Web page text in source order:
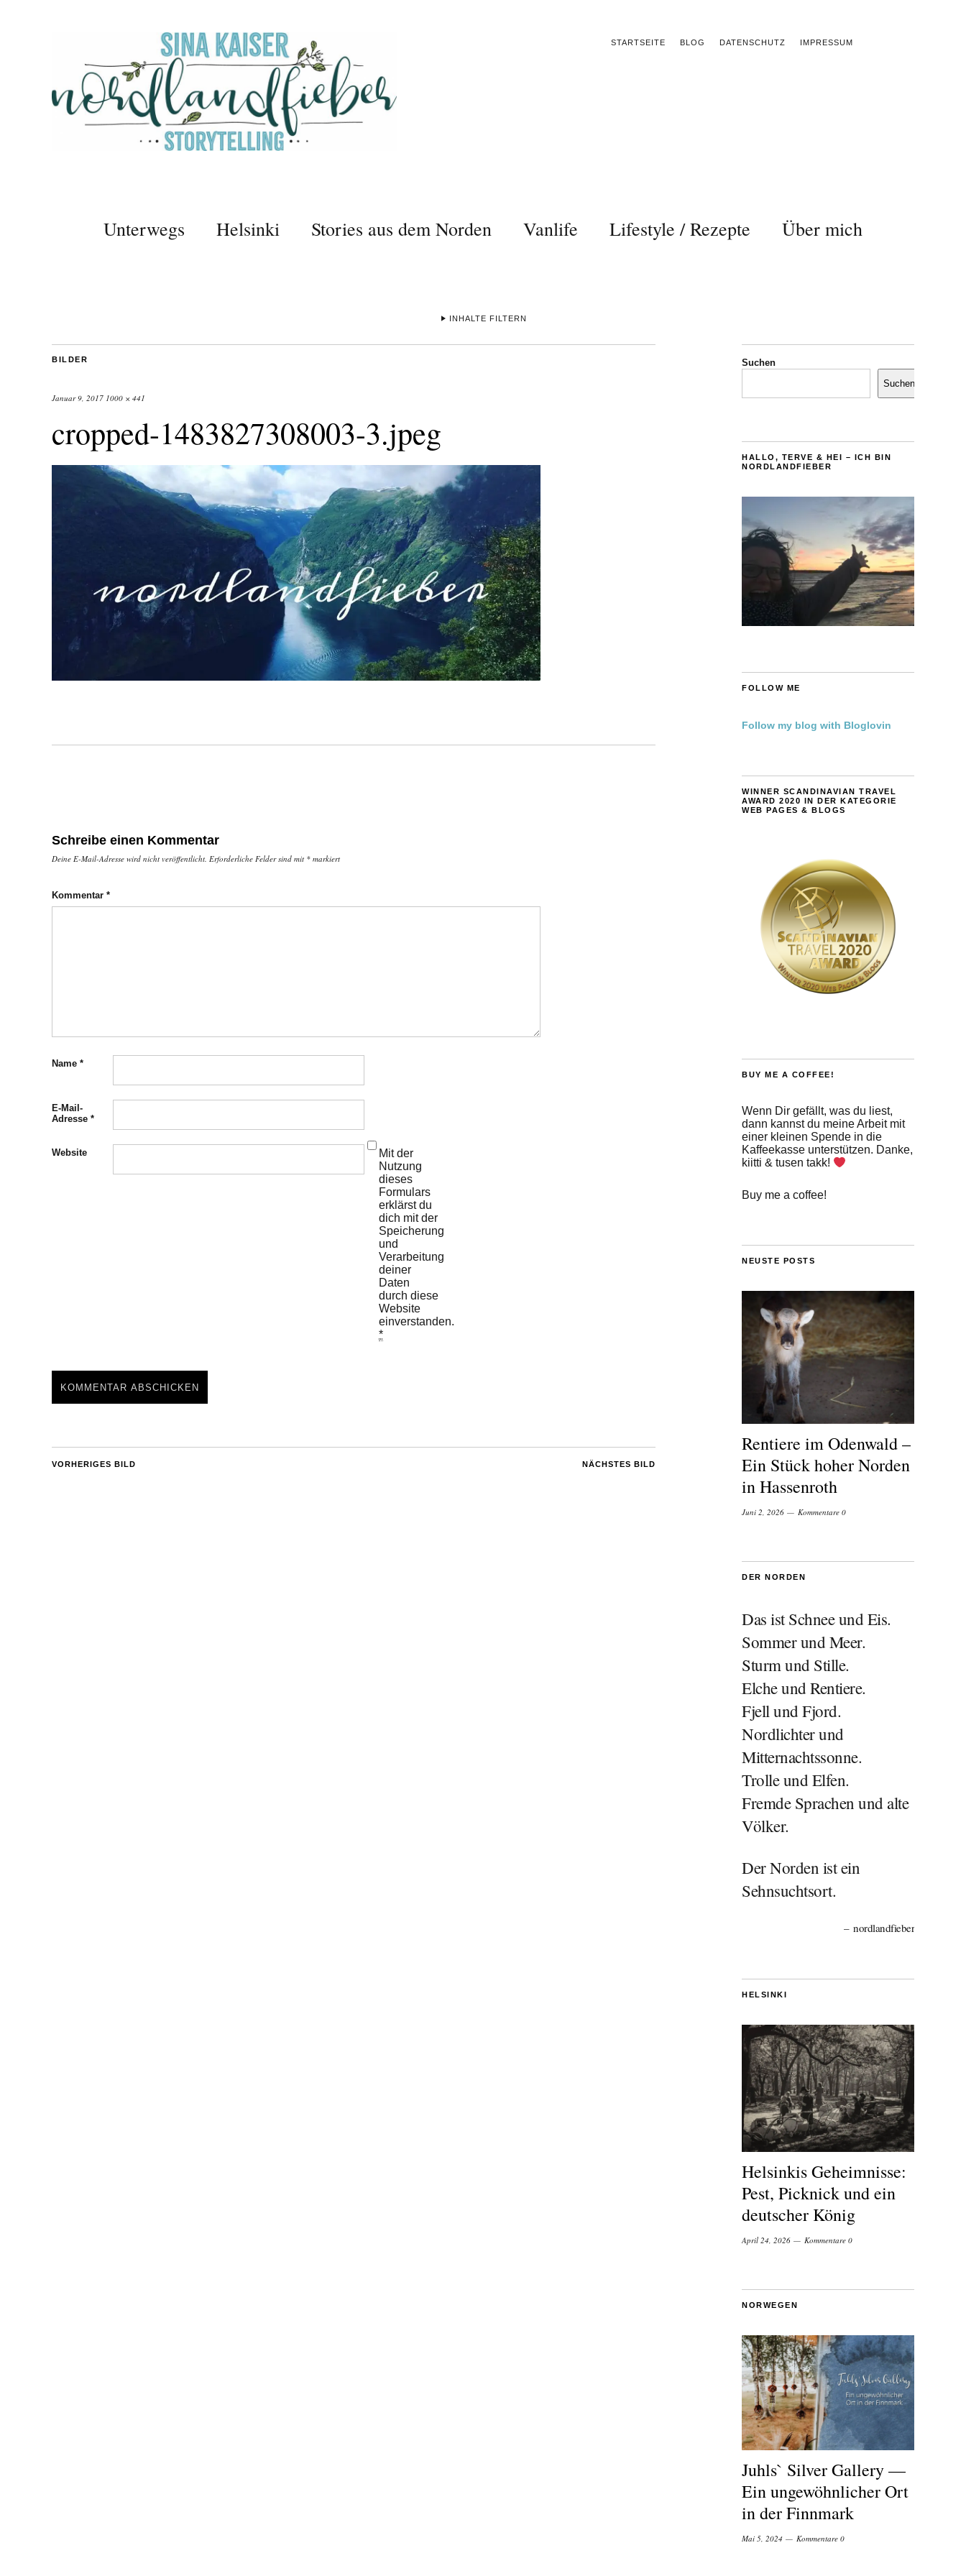
STARTSEITE BLOG DATENSCHUTZ IMPRESSUM
Unterwegs Helsinki Stories aus dem Norden Vanlife Lifestyle / Rezepte Über mich
INHALTE FILTERN
BILDER
Januar 9, 2017 1000 × 441
cropped-1483827308003-3.jpeg
Schreibe einen Kommentar
Deine E-Mail-Adresse wird nicht veröffentlicht. Erforderliche Felder sind mit * markiert
Kommentar *
Name *
E-Mail-
Adresse *
Website
Mit der
Nutzung
dieses
Formulars
erklärst du
dich mit der
Speicherung
und
Verarbeitung
deiner
Daten
durch diese
Website
einverstanden.
*
NÄCHSTES BILD
VORHERIGES BILD
Suchen
Suchen
HALLO, TERVE & HEI – ICH BIN
NORDLANDFIEBER
FOLLOW ME
Follow my blog with Bloglovin
WINNER SCANDINAVIAN TRAVEL
AWARD 2020 IN DER KATEGORIE
WEB PAGES & BLOGS
BUY ME A COFFEE!
Wenn Dir gefällt, was du liest,
dann kannst du meine Arbeit mit
einer kleinen Spende in die
Kaffeekasse unterstützen. Danke,
kiitti & tusen takk!
Buy me a coffee!
NEUSTE POSTS
Rentiere im Odenwald –
Ein Stück hoher Norden
in Hassenroth
Juni 2, 2026 Kommentare 0
DER NORDEN
Das ist Schnee und Eis.
Sommer und Meer.
Sturm und Stille.
Elche und Rentiere.
Fjell und Fjord.
Nordlichter und
Mitternachtssonne.
Trolle und Elfen.
Fremde Sprachen und alte
Völker.
Der Norden ist ein
Sehnsuchtsort.
nordlandfieber
HELSINKI
Helsinkis Geheimnisse:
Pest, Picknick und ein
deutscher König
April 24, 2026 Kommentare 0
NORWEGEN
Juhls` Silver Gallery —
Ein ungewöhnlicher Ort
in der Finnmark
Mai 5, 2024 Kommentare 0